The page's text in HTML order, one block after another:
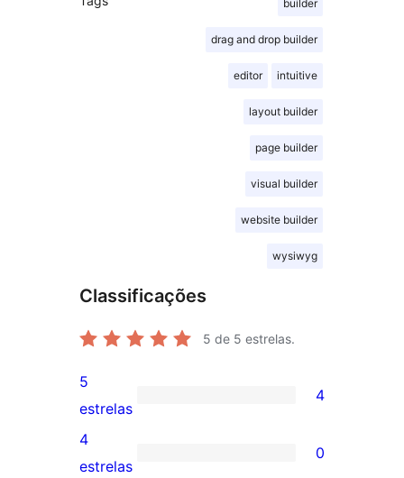
builder
drag and drop builder
editor intuitive
layout builder
page builder
visual builder
website builder
wysiwyg
Classificações
5 de 5 estrelas.
4
avaliações
com
5
estrelas
4
0
4
estrelas
0